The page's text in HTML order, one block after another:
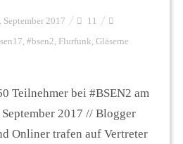
September 2017 11
, #bsen2, Flurfunk, Gläserne
Teilnehmer bei #BSEN2 am
September 2017 // Blogger
Onliner trafen auf Vertreter